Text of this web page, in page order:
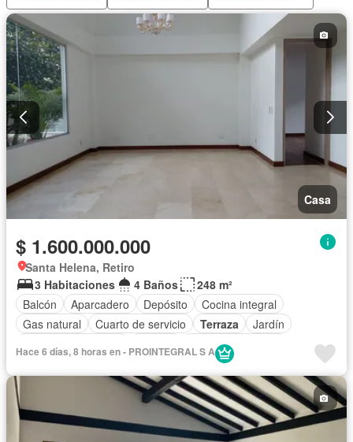
Casa
$ 1.600.000.000
Santa Helena, Retiro
3 Habitaciones
4 Baños
248 m²
Balcón
Aparcadero Depósito
Cocina integral
Gas natural
Cuarto de servicio Terraza
Jardín
Seguridad privada
Hace 6 días, 8 horas en - PROINTEGRAL S A